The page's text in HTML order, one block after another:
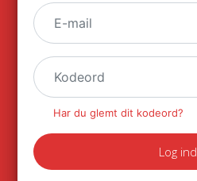
Har du glemt dit kodeord?
Log ind